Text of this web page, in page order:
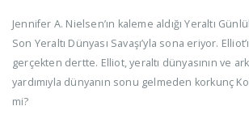
Jennifer A. Nielsen’ın kaleme aldığı Yeraltı
Son Yeraltı Dünyası Savaşı’yla sona eriyor.
gerçekten dertte. Elliot, yeraltı dünyasının ve
yardımıyla dünyanın sonu gelmeden korkunç
mi?